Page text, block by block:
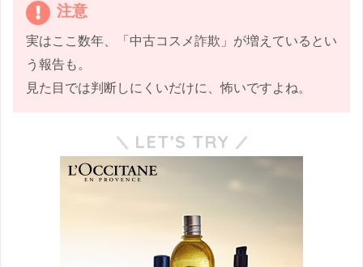
注意
実はここ数年、「中古コスメ詐欺」が増えているとい
う報告も。
見た目では判断しにくいだけに、怖いですよね。
LET’S TRY